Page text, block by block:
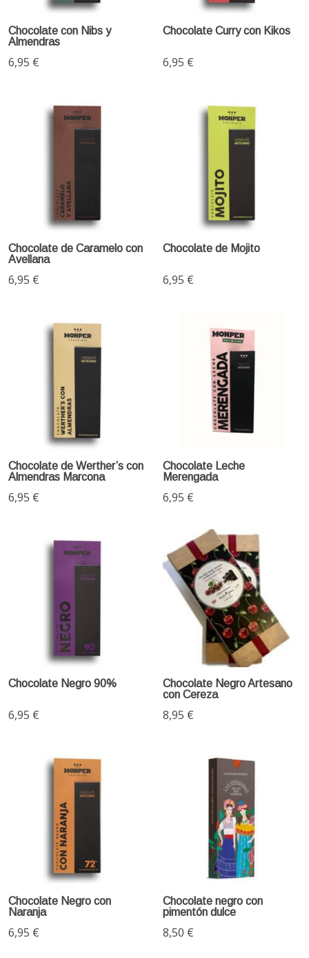
Chocolate con Nibs y
Almendras
6,95 €
Chocolate Curry con Kikos
6,95 €
Chocolate de Caramelo con
Avellana
6,95 €
Chocolate de Mojito
6,95 €
Chocolate de Werther’s con
Almendras Marcona
6,95 €
Chocolate Leche
Merengada
6,95 €
Chocolate Negro 90%
6,95 €
Chocolate Negro Artesano
con Cereza
8,95 €
Chocolate Negro con
Naranja
6,95 €
Chocolate negro con
pimentón dulce
8,50 €